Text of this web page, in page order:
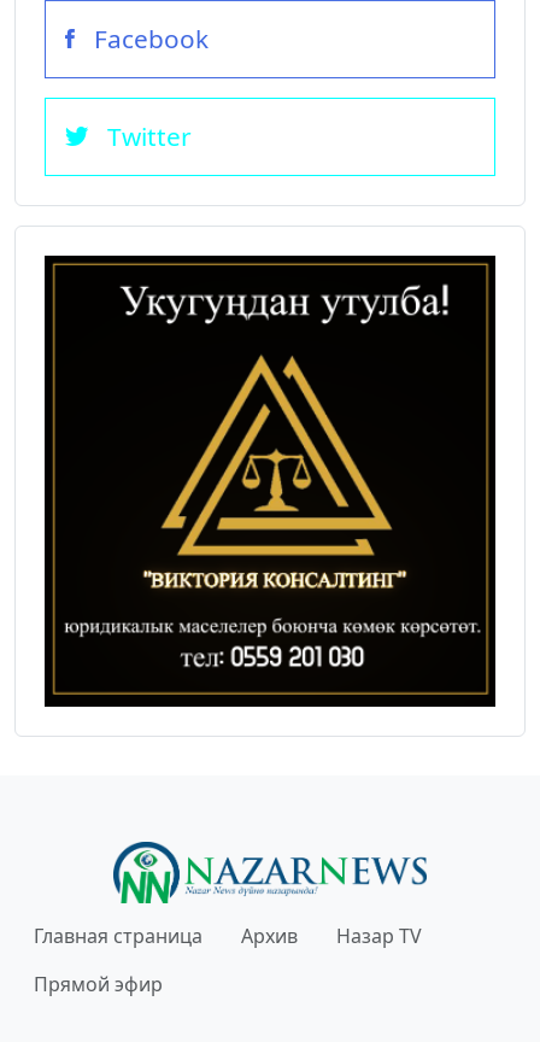
Facebook
Twitter
Главная страница Архив
Назар TV
Прямой эфир